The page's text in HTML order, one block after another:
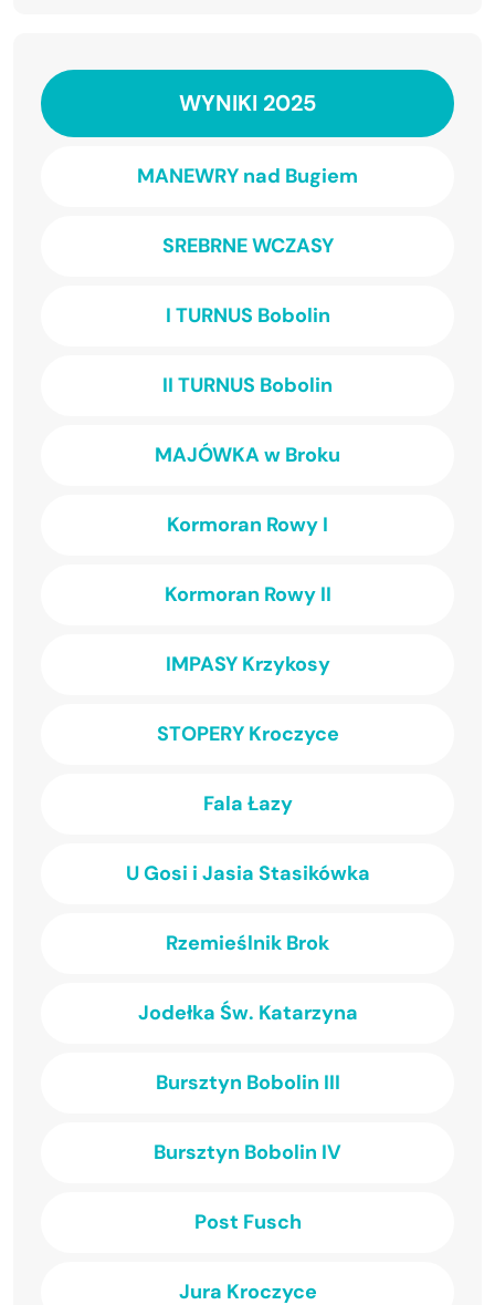
WYNIKI 2025
MANEWRY nad Bugiem
SREBRNE WCZASY
I TURNUS Bobolin
II TURNUS Bobolin
MAJÓWKA w Broku
Kormoran Rowy I
Kormoran Rowy II
IMPASY Krzykosy
STOPERY Kroczyce
Fala Łazy
U Gosi i Jasia Stasikówka
Rzemieślnik Brok
Jodełka Św. Katarzyna
Bursztyn Bobolin III
Bursztyn Bobolin IV
Post Fusch
Jura Kroczyce